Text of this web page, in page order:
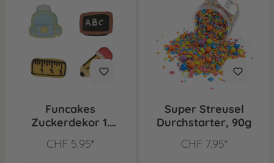
Funcakes
Zuckerdekor 1.
CHF 5.95*
Super Streusel
Durchstarter, 90g
CHF 7.95*